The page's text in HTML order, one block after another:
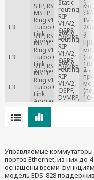
L3
L3
L3
STP, RSTP,
MSTP, Turbo
Ring v1/v2,
Turbo Chain,
Link
Aggregation,
VRRP
STP, RSTP,
MSTP, Turbo
Ring v1/v2,
Turbo Chain,
Link
Aggregation,
VRRP
STP, RSTP,
MSTP, Turbo
Ring v1/v2,
Turbo Chain,
Link
Aggregation,
VRRP
Static
routing,
RIP
V1/V2,
OSPF,
DVMRP,
PIM-
DM
Static
routing,
RIP
V1/V2,
OSPF,
DVMRP,
PIM-
DM
Static
routing,
RIP
V1/V2,
OSPF,
DVMRP,
PIM-
2
на
IM-
2
на
2
(по
10/
на
2
(по
10/
на
Управляемые коммутаторы
портов Ethernet, из них до
оснащены всеми
модель EDS-828